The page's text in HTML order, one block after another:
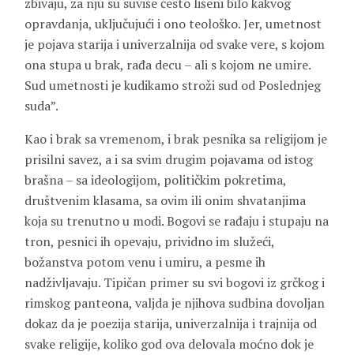
opravdanja, uključujući i ono teološko. Jer, umetnost
je pojava starija i univerzalnija od svake vere, s kojom
ona stupa u brak, rađa decu – ali s kojom ne umire.
Sud umetnosti je kudikamo stroži sud od Poslednjeg
suda”.
Kao i brak sa vremenom, i brak pesnika sa religijom je
prisilni savez, a i sa svim drugim pojavama od istog
brašna – sa ideologijom, političkim pokretima,
društvenim klasama, sa ovim ili onim shvatanjima
koja su trenutno u modi. Bogovi se rađaju i stupaju na
tron, pesnici ih opevaju, prividno im služeći,
božanstva potom venu i umiru, a pesme ih
nadživljavaju. Tipičan primer su svi bogovi iz grčkog i
rimskog panteona, valjda je njihova sudbina dovoljan
dokaz da je poezija starija, univerzalnija i trajnija od
svake religije, koliko god ova delovala moćno dok je